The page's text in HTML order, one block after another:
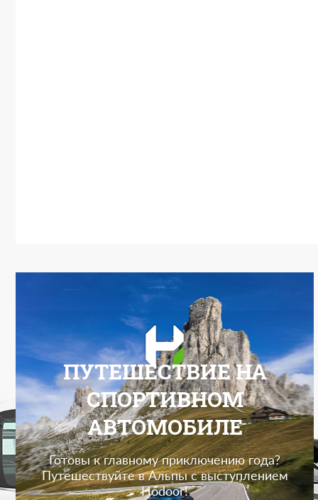
ПУТЕШЕСТВИЕ НА
СПОРТИВНОМ
АВТОМОБИЛЕ
Готовы к главному приключению года?
Путешествуйте в Альпы с выступлением
Hodoor!